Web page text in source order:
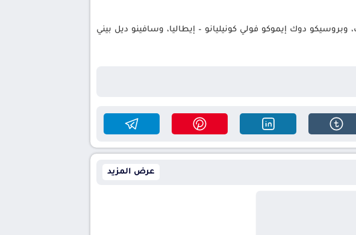
دوك إيموكو فولي كونيليانو – إيطاليا، وسافينو ديل بيني
عرض المزيد